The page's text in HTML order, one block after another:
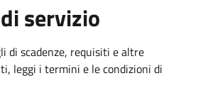
servizio
di scadenze, requisiti e altre
leggi i termini e le condizioni di